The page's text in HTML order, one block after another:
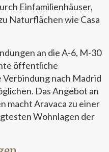
Einfamilienhäuser,
Naturflächen wie Casa
an die A-6, M-30
öffentliche
nach Madrid
Das Angebot an
macht Aravaca zu einer
Wohnlagen der